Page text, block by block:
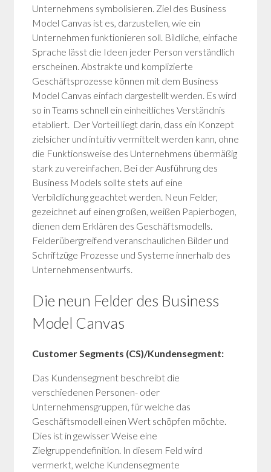
Unternehmens symbolisieren. Ziel des Business
Model Canvas ist es, darzustellen, wie ein
Unternehmen funktionieren soll. Bildliche, einfache
Sprache lässt die Ideen jeder Person verständlich
erscheinen. Abstrakte und komplizierte
Geschäftsprozesse können mit dem Business
Model Canvas einfach dargestellt werden. Es wird
so in Teams schnell ein einheitliches Verständnis
etabliert. Der Vorteil liegt darin, dass ein Konzept
zielsicher und intuitiv vermittelt werden kann, ohne
die Funktionsweise des Unternehmens übermäßig
stark zu vereinfachen. Bei der Ausführung des
Business Models sollte stets auf eine
Verbildlichung geachtet werden. Neun Felder,
gezeichnet auf einen großen, weißen Papierbogen,
dienen dem Erklären des Geschäftsmodells.
Felderübergreifend veranschaulichen Bilder und
Schriftzüge Prozesse und Systeme innerhalb des
Unternehmensentwurfs.
Die neun Felder des Business
Model Canvas
Customer Segments (CS)/Kundensegment:
Das Kundensegment beschreibt die
verschiedenen Personen- oder
Unternehmensgruppen, für welche das
Geschäftsmodell einen Wert schöpfen möchte.
Dies ist in gewisser Weise eine
Zielgruppendefinition. In diesem Feld wird
vermerkt, welche Kundensegmente